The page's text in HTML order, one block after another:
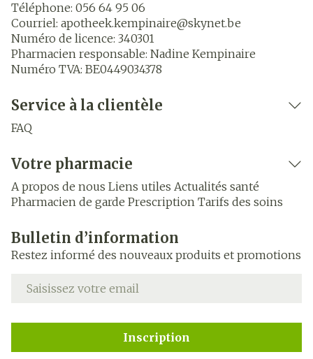
Téléphone: 056 64 95 06
Courriel: apotheek.kempinaire@skynet.be
Numéro de licence: 340301
Pharmacien responsable: Nadine Kempinaire
Numéro TVA: BE0449034378
Service à la clientèle
FAQ
Votre pharmacie
A propos de nous Liens utiles Actualités santé
Pharmacien de garde Prescription Tarifs des soins
Bulletin d’information
Restez informé des nouveaux produits et promotions
Adresse mail
Inscription